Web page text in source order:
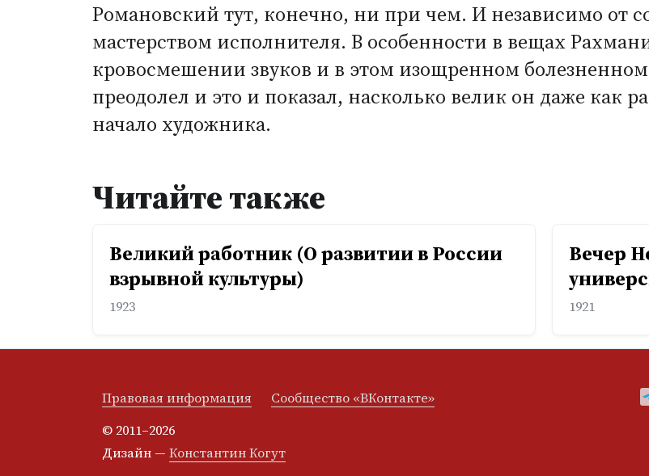
Романовский тут, конечно, ни при чем. И независимо от
мастерством исполнителя. В особенности в вещах
кровосмешении звуков и в этом изощренном
преодолел и это и показал, насколько велик он даже как
начало художника.
Читайте также
Великий работник (О развитии в России
взрывной культуры)
1923
Вечер
1921
Правовая информация
Сообщество «ВКонтакте»
© 2011–2026
Дизайн — Константин Когут